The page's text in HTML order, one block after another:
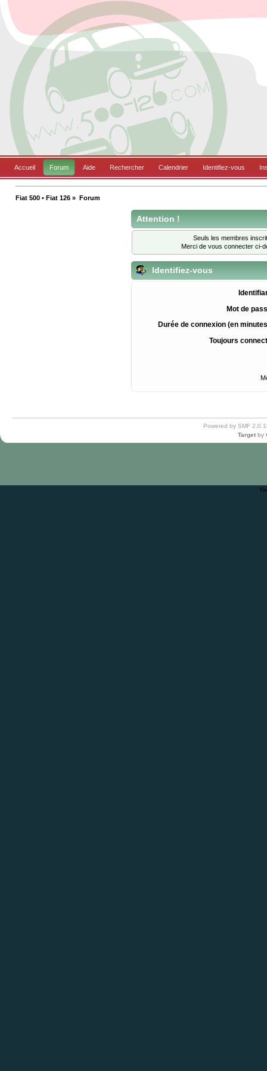
Accueil Forum Aide Rechercher Calendrier Identifiez-vous
Fiat 500 • Fiat 126 » Forum
Attention !
Seuls les membres
Merci de vous connecter ci-
Identifiez-vous
Mot de
Durée de connexion (en
Toujours
Powered by SMF
Target by